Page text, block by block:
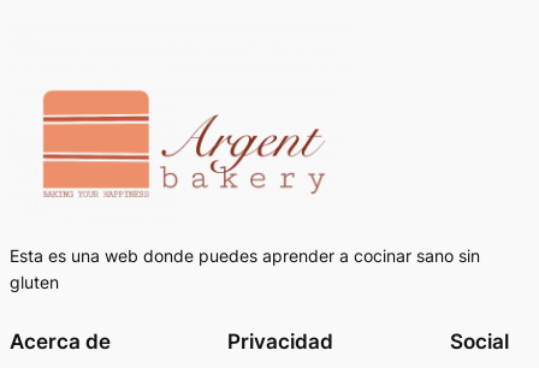
Esta es una web donde puedes aprender a cocinar sano sin
gluten
Acerca de Privacidad Social